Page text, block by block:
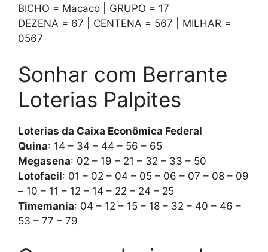
BICHO = Macaco | GRUPO = 17
DEZENA = 67 | CENTENA = 567 | MILHAR =
0567
Sonhar com Berrante
Loterias Palpites
Loterias da Caixa Econômica Federal
Quina: 14 – 34 – 44 – 56 – 65
Megasena: 02 – 19 – 21 – 32 – 33 – 50
Lotofacil: 01 – 02 – 04 – 05 – 06 – 07 – 08 – 09
– 10 – 11 – 12 – 14 – 22 – 24 – 25
Timemania: 04 – 12 – 15 – 18 – 32 – 40 – 46 –
53 – 77 – 79